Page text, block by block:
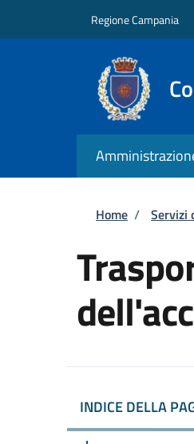
Regione Campania
Home / Servizi
INDICE DELLA